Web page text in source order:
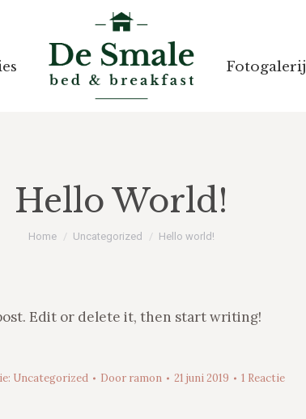
Fotogalerij
Hello World!
Je bent hier:
Home Uncategorized Hello world!
Edit or delete it, then start writing!
Uncategorized Door ramon 21 juni 2019 1 Reactie
Fotogalerij